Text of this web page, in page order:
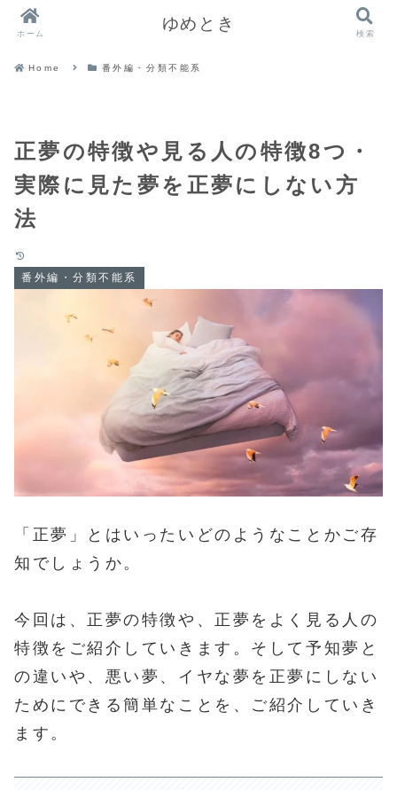
Home 番外編・分類不能系
正夢の特徴や見る人の特徴8つ・
実際に見た夢を正夢にしない方
法
番外編・分類不能系
「正夢」とはいったいどのようなことかご存
知でしょうか。
今回は、正夢の特徴や、正夢をよく見る人の
特徴をご紹介していきます。そして予知夢と
の違いや、悪い夢、イヤな夢を正夢にしない
ためにできる簡単なことを、ご紹介していき
ます。
ホーム ゆめとき 検索